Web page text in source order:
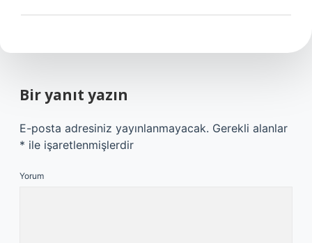
Bir yanıt yazın
E-posta adresiniz yayınlanmayacak. Gerekli alanlar
* ile işaretlenmişlerdir
Yorum